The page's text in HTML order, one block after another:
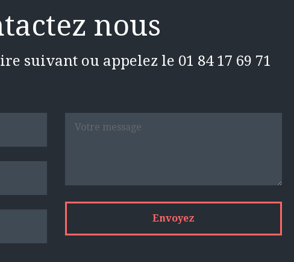
nous
suivant ou appelez le 01 84 17 69 71